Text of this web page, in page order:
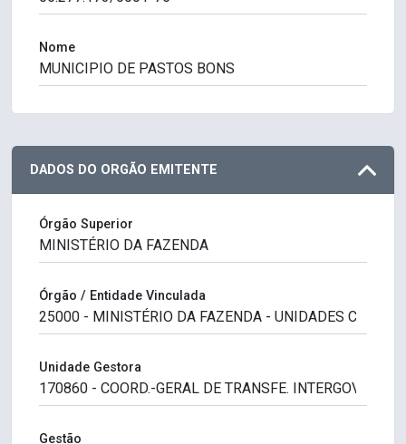
Nome
DADOS DO ORGÃO EMITENTE
Órgão Superior
Órgão / Entidade Vinculada
Unidade Gestora
Gestão